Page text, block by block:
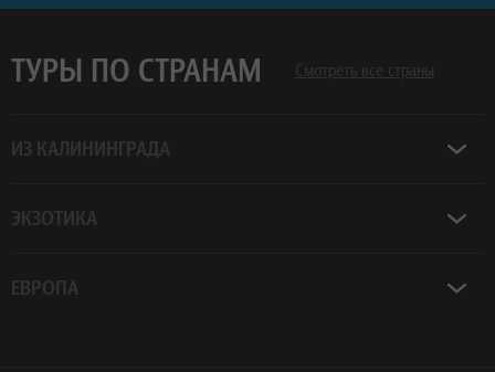
ТУРЫ ПО СТРАНАМ Смотреть все страны
ИЗ КАЛИНИНГРАДА
ЭКЗОТИКА
ЕВРОПА